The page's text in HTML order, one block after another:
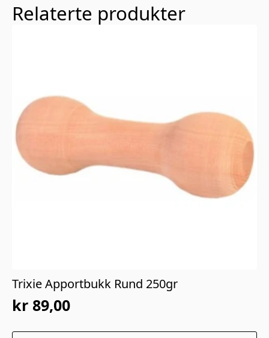
Relaterte produkter
Trixie Apportbukk Rund 250gr
kr 89,00